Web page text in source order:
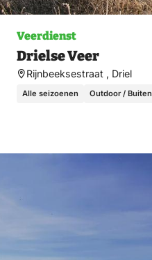
Veerdienst
Drielse Veer
Rijnbeeksestraat , Driel
Alle seizoenen Outdoor / Buiten